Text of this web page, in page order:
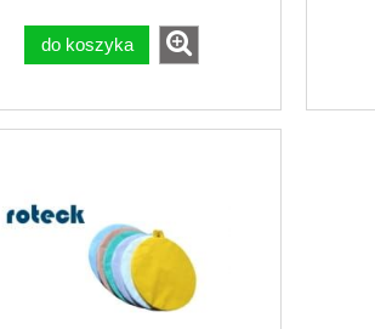
do koszyka